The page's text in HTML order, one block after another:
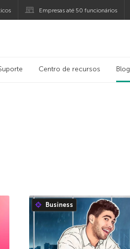
Empresas até 50 funcionários
Centro de recursos Blog
Business